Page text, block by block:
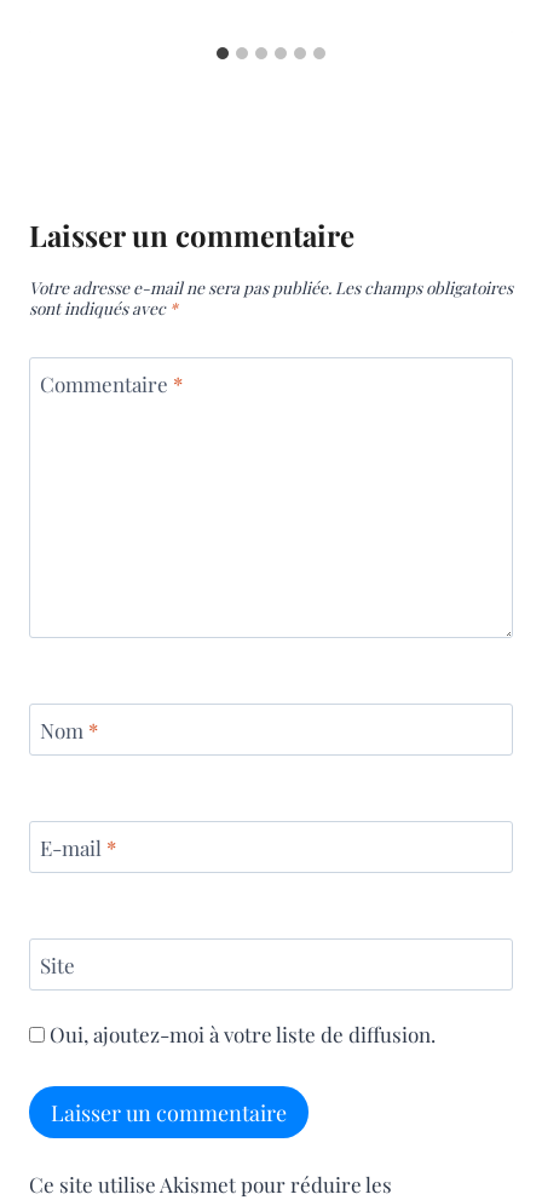
Laisser un commentaire
Votre adresse e-mail ne sera pas publiée. Les champs obligatoires
sont indiqués avec *
Commentaire *
Nom *
E-mail *
Site
Oui, ajoutez-moi à votre liste de diffusion.
Ce site utilise Akismet pour réduire les